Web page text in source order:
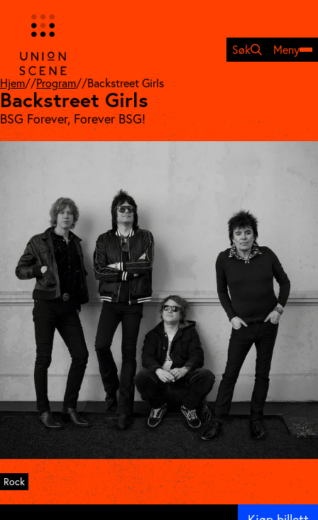
innhold
Søk
Meny
Hjem//Program//Backstreet Girls
Backstreet Girls
BSG Forever, Forever BSG!
Rock